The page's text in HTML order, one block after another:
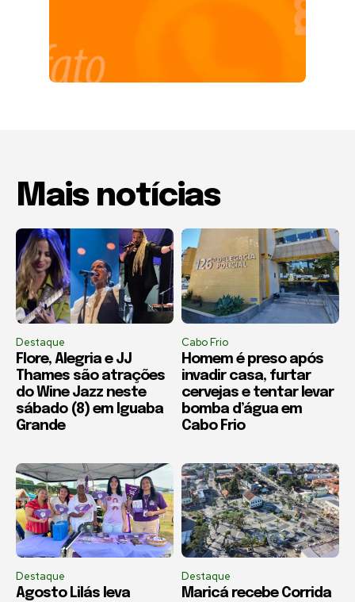
Mais notícias
Destaque
Flore, Alegria e JJ
Thames são atrações
do Wine Jazz neste
sábado (8) em Iguaba
Grande
Cabo Frio
Homem é preso após
invadir casa, furtar
cervejas e tentar levar
bomba d’água em
Cabo Frio
Destaque
Agosto Lilás leva
Destaque
Maricá recebe Corrida